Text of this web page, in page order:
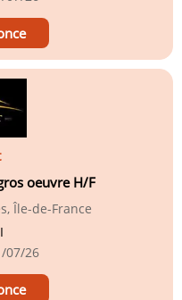
oeuvre H/F
Île-de-France
07/26